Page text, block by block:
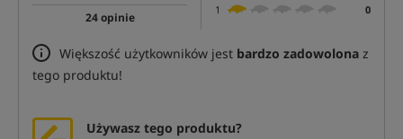
24 opinie
1
0
Większość użytkowników jest bardzo zadowolona z
tego produktu!
Używasz tego produktu?